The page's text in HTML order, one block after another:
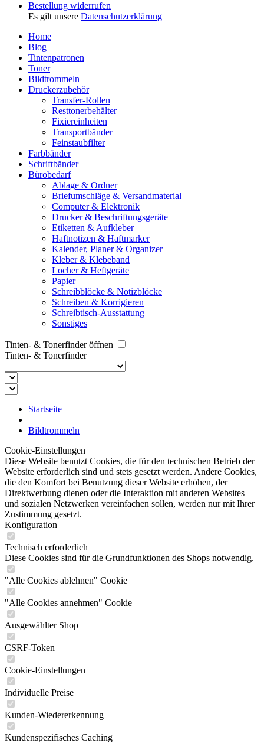
Bestellung widerrufen
Es gilt unsere Datenschutzerklärung
Home
Blog
Tintenpatronen
Toner
Bildtrommeln
Druckerzubehör
Transfer-Rollen
Resttonerbehälter
Fixiereinheiten
Transportbänder
Feinstaubfilter
Farbbänder
Schriftbänder
Bürobedarf
Ablage & Ordner
Briefumschläge & Versandmaterial
Computer & Elektronik
Drucker & Beschriftungsgeräte
Etiketten & Aufkleber
Haftnotizen & Haftmarker
Kalender, Planer & Organizer
Kleber & Klebeband
Locher & Heftgeräte
Papier
Schreibblöcke & Notizblöcke
Schreiben & Korrigieren
Schreibtisch-Ausstattung
Sonstiges
Tinten- & Tonerfinder öffnen
Tinten- & Tonerfinder
Startseite
Bildtrommeln
Cookie-Einstellungen
Diese Website benutzt Cookies, die für den technischen Betrieb der
Website erforderlich sind und stets gesetzt werden. Andere Cookies,
die den Komfort bei Benutzung dieser Website erhöhen, der
Direktwerbung dienen oder die Interaktion mit anderen Websites
und sozialen Netzwerken vereinfachen sollen, werden nur mit Ihrer
Zustimmung gesetzt.
Konfiguration
Technisch erforderlich
Diese Cookies sind für die Grundfunktionen des Shops notwendig.
"Alle Cookies ablehnen" Cookie
"Alle Cookies annehmen" Cookie
Ausgewählter Shop
CSRF-Token
Cookie-Einstellungen
Individuelle Preise
Kunden-Wiedererkennung
Kundenspezifisches Caching